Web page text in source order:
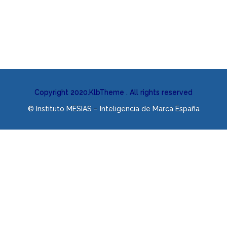
Copyright 2020.KlbTheme . All rights reserved
© Instituto MESIAS – Inteligencia de Marca España